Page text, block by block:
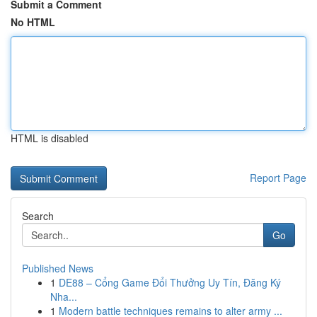
Submit a Comment
No HTML
HTML is disabled
Report Page
Search
Go
Published News
1 DE88 – Cổng Game Đổi Thưởng Uy Tín, Đăng Ký
Nha...
1 Modern battle techniques remains to alter army ...